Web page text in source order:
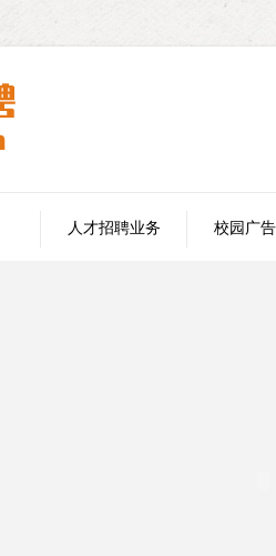
人才招聘业务 校园广